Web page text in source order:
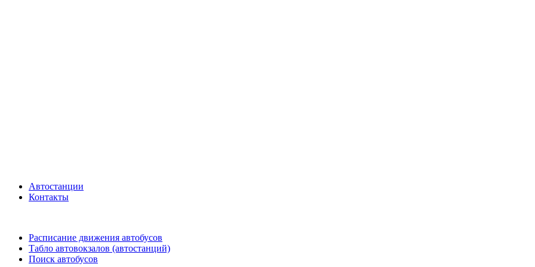
Автостанции
Контакты
Расписание движения автобусов
Табло автовокзалов (автостанций)
Поиск автобусов